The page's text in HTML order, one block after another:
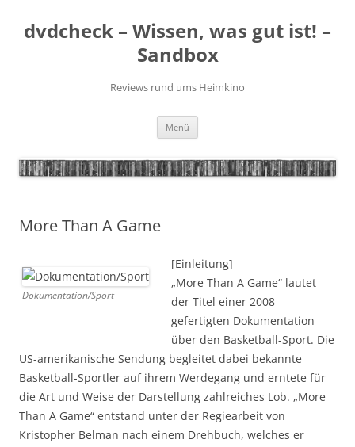
springen
dvdcheck – Wissen, was gut ist! –
Sandbox
Reviews rund ums Heimkino
Menü
More Than A Game
Dokumentation/Sport
[Einleitung]
„More Than A Game“ lautet
der Titel einer 2008
gefertigten Dokumentation
über den Basketball-Sport. Die
US-amerikanische Sendung begleitet dabei bekannte
Basketball-Sportler auf ihrem Werdegang und erntete für
die Art und Weise der Darstellung zahlreiches Lob. „More
Than A Game“ entstand unter der Regiearbeit von
Kristopher Belman nach einem Drehbuch, welches er